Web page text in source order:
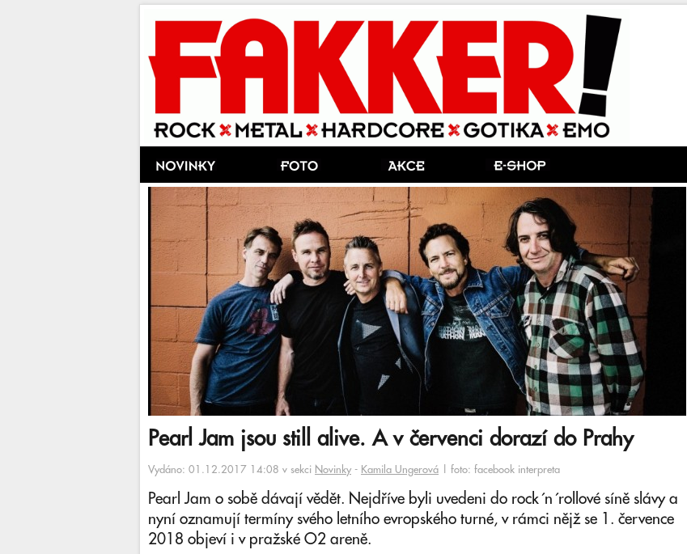
Pearl Jam jsou still alive. A v červenci dorazí do Prahy
Vydáno: 01.12.2017 14:08 v sekci Novinky - Kamila Ungerová | foto: facebook interpreta
Pearl Jam o sobě dávají vědět. Nejdříve byli uvedeni do rock´n´rollové síně slávy a
nyní oznamují termíny svého letního evropského turné, v rámci nějž se 1. července
2018 objeví i v pražské O2 areně.